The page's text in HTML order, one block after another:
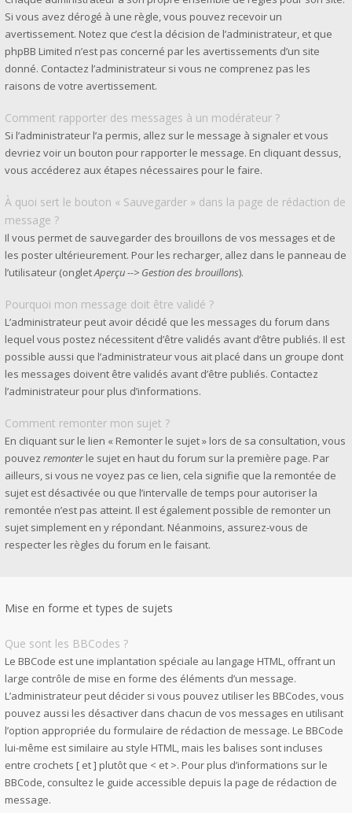
Si vous avez dérogé à une règle, vous pouvez recevoir un
avertissement. Notez que c’est la décision de l’administrateur, et que
phpBB Limited n’est pas concerné par les avertissements d’un site
donné. Contactez l’administrateur si vous ne comprenez pas les
raisons de votre avertissement.
Comment rapporter des messages à un modérateur ?
Si l’administrateur l’a permis, allez sur le message à signaler et vous
devriez voir un bouton pour rapporter le message. En cliquant dessus,
vous accéderez aux étapes nécessaires pour le faire.
À quoi sert le bouton « Sauvegarder » dans la page de rédaction de
message ?
Il vous permet de sauvegarder des brouillons de vos messages et de
les poster ultérieurement. Pour les recharger, allez dans le panneau de
l’utilisateur (ongletAperçu --> Gestion des brouillons).
Pourquoi mon message doit être validé ?
L’administrateur peut avoir décidé que les messages du forum dans
lequel vous postez nécessitent d’être validés avant d’être publiés. Il est
possible aussi que l’administrateur vous ait placé dans un groupe dont
les messages doivent être validés avant d’être publiés. Contactez
l’administrateur pour plus d’informations.
Comment remonter mon sujet ?
En cliquant sur le lien « Remonter le sujet » lors de sa consultation, vous
pouvez remonterle sujet en haut du forum sur la première page. Par
ailleurs, si vous ne voyez pas ce lien, cela signifie que la remontée de
sujet est désactivée ou que l’intervalle de temps pour autoriser la
remontée n’est pas atteint. Il est également possible de remonter un
sujet simplement en y répondant. Néanmoins, assurez-vous de
respecter les règles du forum en le faisant.
Mise en forme et types de sujets
Que sont les BBCodes ?
Le BBCode est une implantation spéciale au langage HTML, offrant un
large contrôle de mise en forme des éléments d’un message.
L’administrateur peut décider si vous pouvez utiliser les BBCodes, vous
pouvez aussi les désactiver dans chacun de vos messages en utilisant
l’option appropriée du formulaire de rédaction de message. Le BBCode
lui-même est similaire au style HTML, mais les balises sont incluses
entre crochets [ et ] plutôt que < et >. Pour plus d’informations sur le
BBCode, consultez le guide accessible depuis la page de rédaction de
message.